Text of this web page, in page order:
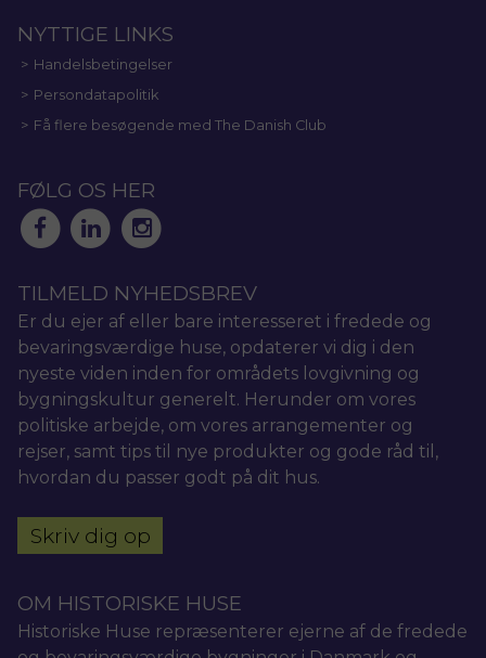
NYTTIGE LINKS
Handelsbetingelser
Persondatapolitik
Få flere besøgende med The Danish Club
FØLG OS HER
TILMELD NYHEDSBREV
Er du ejer af eller bare interesseret i fredede og
bevaringsværdige huse, opdaterer vi dig i den
nyeste viden inden for områdets lovgivning og
bygningskultur generelt. Herunder om vores
politiske arbejde, om vores arrangementer og
rejser, samt tips til nye produkter og gode råd til,
hvordan du passer godt på dit hus.
Skriv dig op
OM HISTORISKE HUSE
Historiske Huse repræsenterer ejerne af de fredede